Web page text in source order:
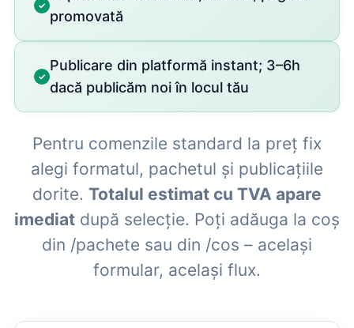
promovată
Publicare din platformă instant; 3–6h
dacă publicăm noi în locul tău
Pentru comenzile standard la preț fix
alegi formatul, pachetul și publicațiile
dorite. Totalul estimat cu TVA apare
imediat după selecție. Poți adăuga la coș
din /pachete sau din /cos – același
formular, același flux.